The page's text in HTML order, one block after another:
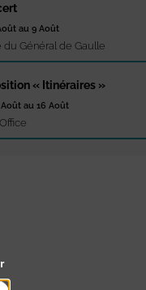
au 9 Août
du Général de Gaulle
« Itinéraires »
au 16 Août